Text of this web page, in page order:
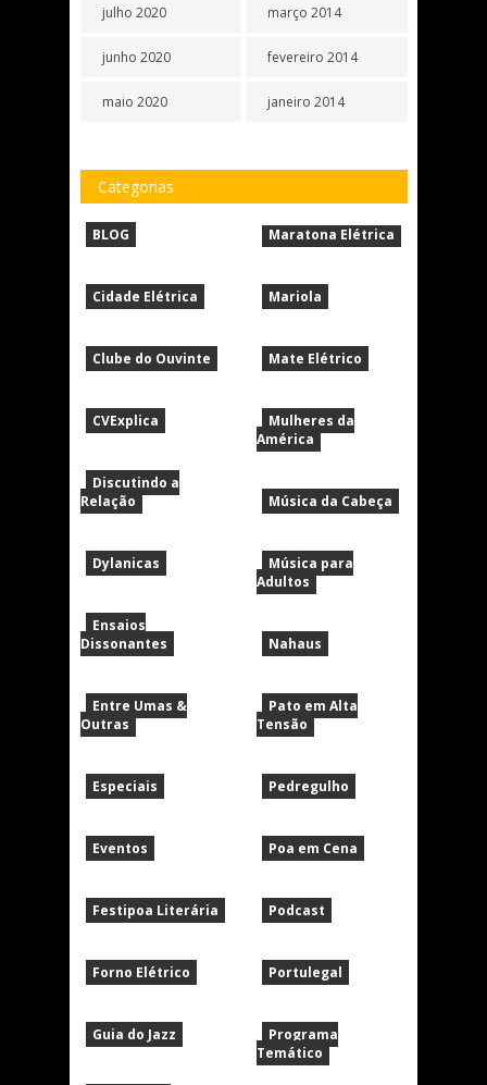
julho 2020
junho 2020
maio 2020
março 2014
fevereiro 2014
janeiro 2014
Categorias
BLOG
Cidade Elétrica
Clube do Ouvinte
CVExplica
Discutindo a
Relação
Dylanicas
Ensaios
Dissonantes
Entre Umas &
Outras
Especiais
Eventos
Festipoa Literária
Forno Elétrico
Guia do Jazz
Maratona Elétrica
Mariola
Mate Elétrico
Mulheres da
América
Música da Cabeça
Música para
Adultos
Nahaus
Pato em Alta
Tensão
Pedregulho
Poa em Cena
Podcast
Portulegal
Programa
Temático